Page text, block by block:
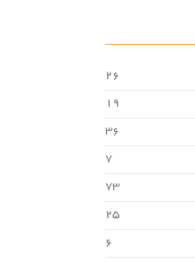
26
19
36
7
73
25
6